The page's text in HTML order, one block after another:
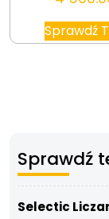
Sprawdź
Sprawdź
Selectic